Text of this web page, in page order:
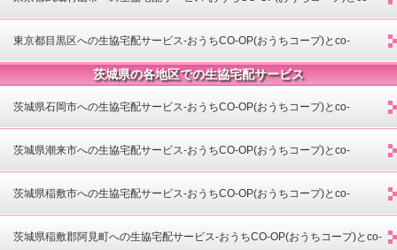
opdeli(コープデリ)-
東京都目黒区への生協宅配サービス-おうちCO-OP(おうちコープ)とco-
opdeli(コープデリ)-
茨城県の各地区での生協宅配サービス
茨城県石岡市への生協宅配サービス-おうちCO-OP(おうちコープ)とco-
opdeli(コープデリ)-
茨城県潮来市への生協宅配サービス-おうちCO-OP(おうちコープ)とco-
opdeli(コープデリ)-
茨城県稲敷市への生協宅配サービス-おうちCO-OP(おうちコープ)とco-
opdeli(コープデリ)-
茨城県稲敷郡阿見町への生協宅配サービス-おうちCO-OP(おうちコープ)とco-